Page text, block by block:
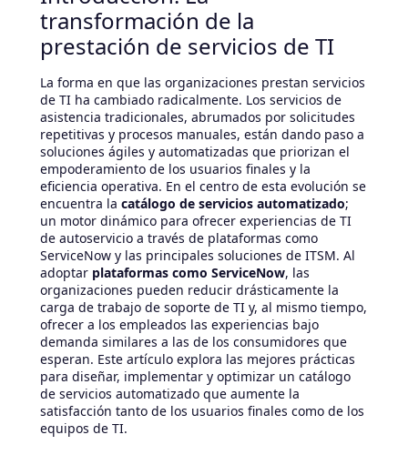
transformación de la
prestación de servicios de TI
La forma en que las organizaciones prestan servicios
de TI ha cambiado radicalmente. Los servicios de
asistencia tradicionales, abrumados por solicitudes
repetitivas y procesos manuales, están dando paso a
soluciones ágiles y automatizadas que priorizan el
empoderamiento de los usuarios finales y la
eficiencia operativa. En el centro de esta evolución se
encuentra la catálogo de servicios automatizado;
un motor dinámico para ofrecer experiencias de TI
de autoservicio a través de plataformas como
ServiceNow y las principales soluciones de ITSM. Al
adoptar plataformas como ServiceNow, las
organizaciones pueden reducir drásticamente la
carga de trabajo de soporte de TI y, al mismo tiempo,
ofrecer a los empleados las experiencias bajo
demanda similares a las de los consumidores que
esperan. Este artículo explora las mejores prácticas
para diseñar, implementar y optimizar un catálogo
de servicios automatizado que aumente la
satisfacción tanto de los usuarios finales como de los
equipos de TI.